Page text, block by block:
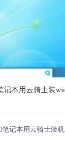
记本用云骑士装
记本用云骑士装机大